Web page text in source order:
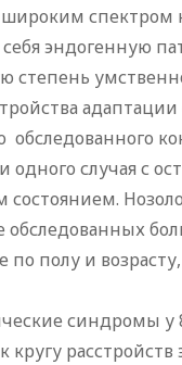
спектром
эндогенную
степень
адаптации
обследованного
одного случая с
состоянием.
обследованных
по полу и
синдромы у
кругу расстройств